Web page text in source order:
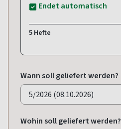
Endet automatisch
5 Hefte
Wann soll geliefert werden?
Wohin soll geliefert werden?